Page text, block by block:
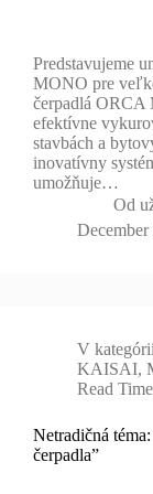
Predstavujeme
MONO pre
čerpadlá ORCA
efektívne
stavbách a
inovatívny
umožňuje…
Od
V
KAISAI,
Read Time
Netradičná
čerpadla”